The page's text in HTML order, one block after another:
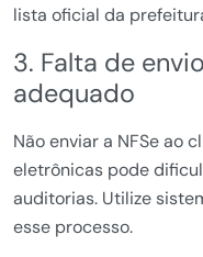
lista oficial da
3. Falta de
adequado
Não enviar a NFSe ao
eletrônicas pode
auditorias. Utilize
esse processo.